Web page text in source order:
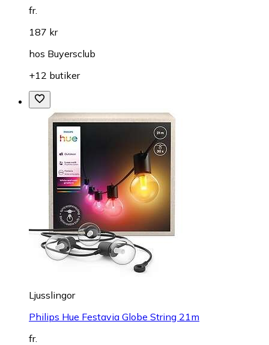
fr.
187 kr
hos Buyersclub
+12 butiker
Ljusslingor
Philips Hue Festavia Globe String 21m
fr.